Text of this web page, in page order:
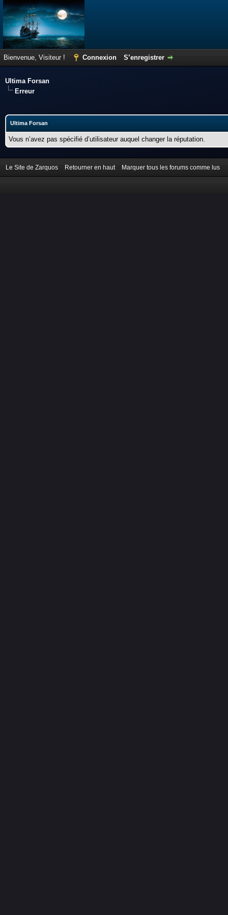
Bienvenue, Visiteur ! Connexion S’enregistrer
Ultima Forsan
Erreur
Ultima Forsan
Vous n’avez pas spécifié d’utilisateur auquel changer la réputation.
Le Site de Zarquos Retourner en haut Marquer tous les forums comme lus